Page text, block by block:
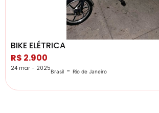
BIKE ELÉTRICA
R$ 2.900
24 mar - 2025Brasil - Rio de Janeiro